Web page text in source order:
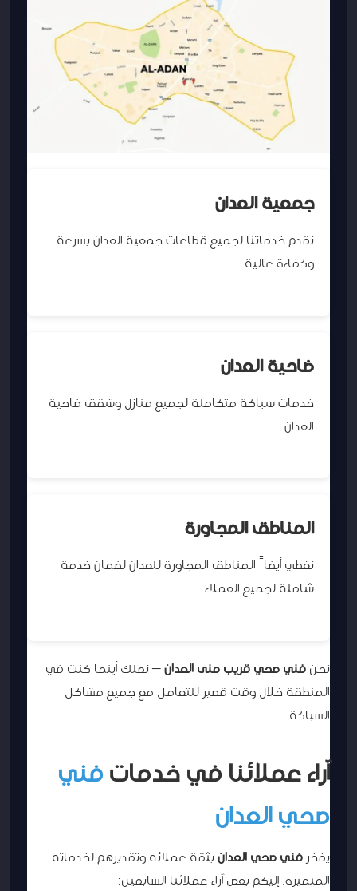
جمعية العدان
نقدم خدماتنا لجميع قطاعات جمعية العدان بسرعة
وكفاءة عالية.
ضاحية العدان
خدمات سباكة متكاملة لجميع منازل وشقق ضاحية
العدان.
المناطق المجاورة
نغطي أيضاً المناطق المجاورة للعدان لضمان خدمة
شاملة لجميع العملاء.
نحن فني صحي قريب منى العدان– نصلك أينما كنت في
المنطقة خلال وقت قصير للتعامل مع جميع مشاكل
السباكة.
آراء عملائنا في خدماتفني
صحي العدان
يفخر فني صحي العدانبثقة عملائه وتقديرهم لخدماته
المتميزة. إليكم بعض آراء عملائنا السابقين: